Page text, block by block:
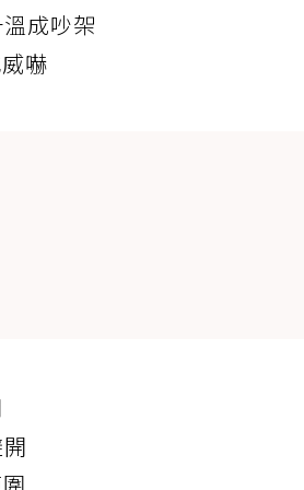
成吵架
嚇